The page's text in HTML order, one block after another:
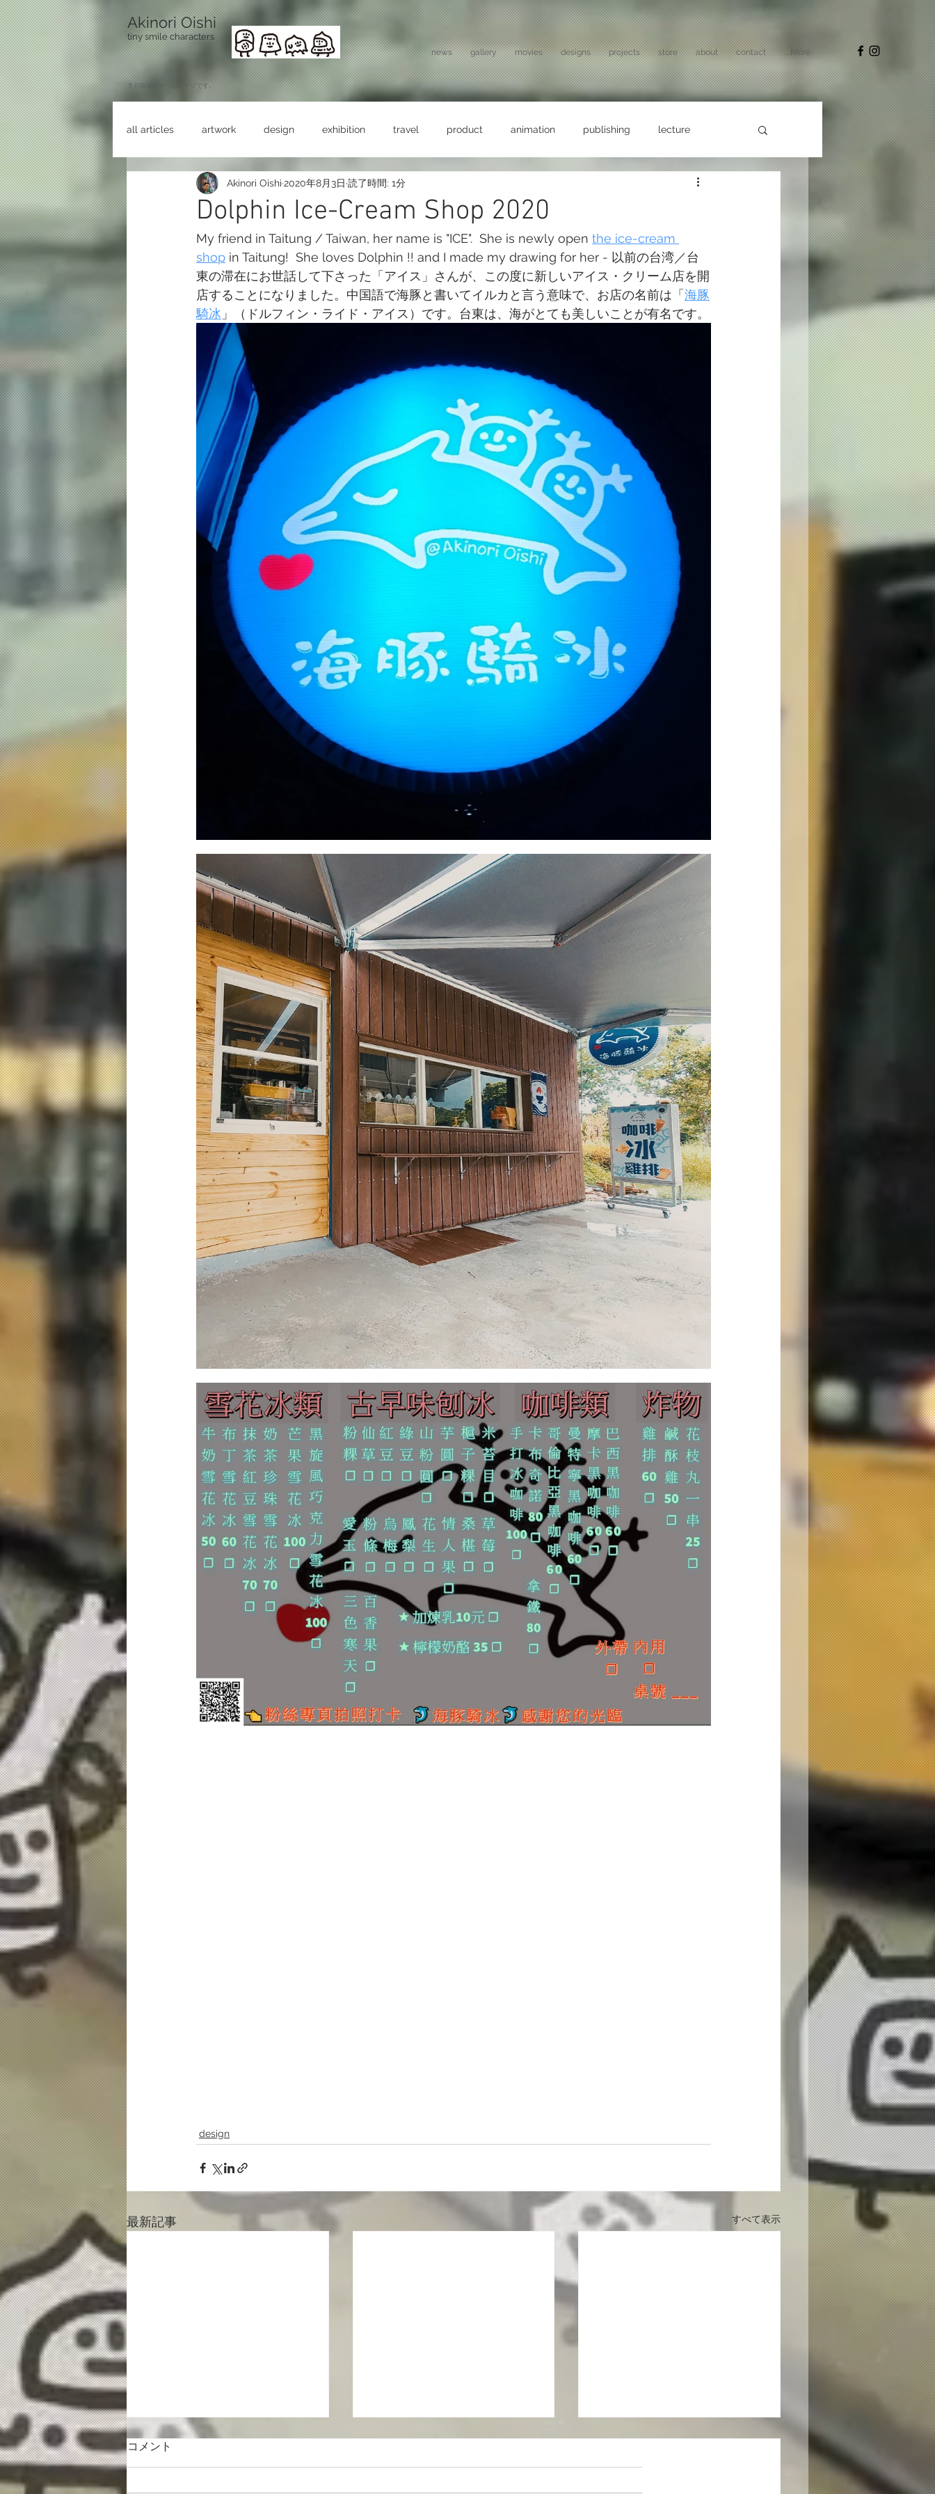
news gallery movies designs projects store about contact ... More
Akinori Oishi
tiny smile characters
​大石暁規のホームページです。
all articles artwork design exhibition travel product animation publishing lecture
Dolphin Ice-Cream Shop 2020
Akinori Oishi 2020年8月3日 読了時間: 1分
My friend in Taitung / Taiwan, her name is "ICE".  She is newly open the ice-cream
shop in Taitung!  She loves Dolphin !! and I made my drawing for her - 以前の台湾／台
東の滞在にお世話して下さった「アイス」さんが、この度に新しいアイス・クリーム店を開
店することになりました。中国語で海豚と書いてイルカと言う意味で、お店の名前は「 海豚
騎冰 」（ドルフィン・ライド・アイス）です。台東は、海がとても美しいことが有名です。
design
最新記事 すべて表示
コメント